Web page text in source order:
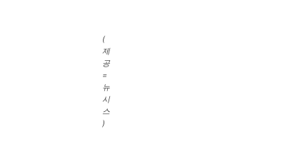
(
제
공
=
뉴
시
스
)